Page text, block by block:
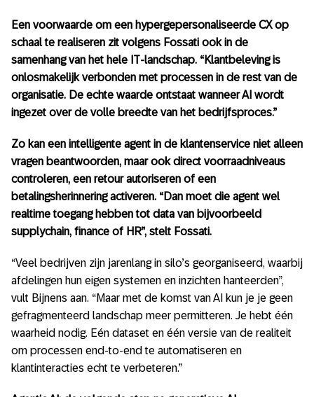
Een voorwaarde om een hypergepersonaliseerde CX op
schaal te realiseren zit volgens Fossati ook in de
samenhang van het hele IT-landschap. “Klantbeleving is
onlosmakelijk verbonden met processen in de rest van de
organisatie. De echte waarde ontstaat wanneer AI wordt
ingezet over de volle breedte van het bedrijfsproces.”
Zo kan een intelligente agent in de klantenservice niet alleen
vragen beantwoorden, maar ook direct voorraadniveaus
controleren, een retour autoriseren of een
betalingsherinnering activeren. “Dan moet die agent wel
realtime toegang hebben tot data van bijvoorbeeld
supplychain, finance of HR”, stelt Fossati.
“Veel bedrijven zijn jarenlang in silo’s georganiseerd, waarbij
afdelingen hun eigen systemen en inzichten hanteerden”,
vult Bijnens aan. “Maar met de komst van AI kun je je geen
gefragmenteerd landschap meer permitteren. Je hebt één
waarheid nodig. Eén dataset en één versie van de realiteit
om processen end-to-end te automatiseren en
klantinteracties echt te verbeteren.”